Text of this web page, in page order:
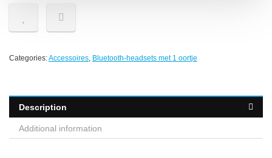
Categories:Accessoires, Bluetooth-headsets met 1 oortje
Description
Additional information